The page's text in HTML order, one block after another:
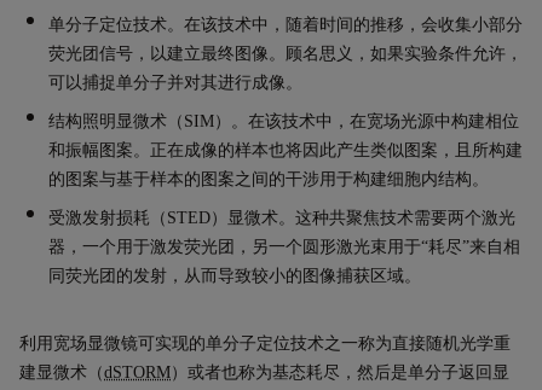
单分子定位技术。 在该技术中，随着时间的推移，会收集小部分
荧光团信号，以建立最终图像。顾名思义，如果实验条件允许，
可以捕捉单分子并对其进行成像。
结构照明显微术（ SIM）。在该技术中，在宽场光源中构建相位
和振幅图案。正在成像的样本也将因此产生类似图案，且所构建
的图案与基于样本的图案之间的干涉用于构建细胞内结构。
受激发射损耗（ STED）显微术。这种共聚焦技术需要两个激光
器，一个用于激发荧光团，另一个圆形激光束用于“耗尽”来自相
同荧光团的发射，从而导致较小的图像捕获区域。
利用宽场显微镜可实现的单分子定位技术之一称为直接随机光学重
建显微术（dSTORM）或者也称为基态耗尽，然后是单分子返回显